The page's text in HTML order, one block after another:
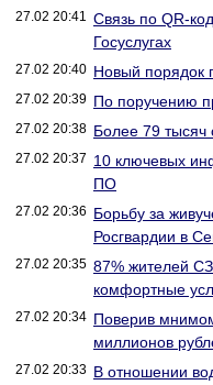
27.02 20:41 Cвязь по QR-
Госуслугах
27.02 20:40 Новый порядок
27.02 20:39 По поручению
27.02 20:38 Более 79 тысяч
27.02 20:37 10 ключевых
ПО
27.02 20:36 Борьбу за
Росгвардии в
27.02 20:35 87% жителей
комфортные
27.02 20:34 Поверив
миллионов
27.02 20:33 В отношении